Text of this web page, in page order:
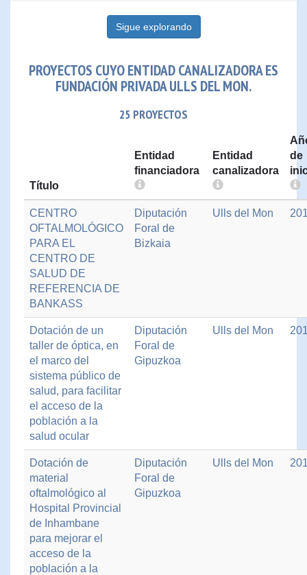
Sigue explorando
PROYECTOS CUYO ENTIDAD CANALIZADORA ES
FUNDACIÓN PRIVADA ULLS DEL MON.
25 PROYECTOS
Título
Entidad
financiadora
Entidad
canalizadora
de
CENTRO
OFTALMOLÓGICO
PARA EL
CENTRO DE
SALUD DE
REFERENCIA DE
BANKASS
Diputación
Foral de
Bizkaia
Ulls del Mon
Dotación de un
taller de óptica, en
el marco del
sistema público de
salud, para facilitar
el acceso de la
población a la
salud ocular
Diputación
Foral de
Gipuzkoa
Ulls del Mon
Dotación de
material
oftalmológico al
Hospital Provincial
de Inhambane
para mejorar el
acceso de la
población a la
Diputación
Foral de
Gipuzkoa
Ulls del Mon